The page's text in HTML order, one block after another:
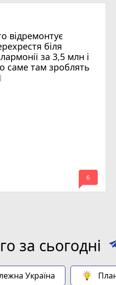
відремонтує
біля
за 3,5 млн і
саме там зроблять
mode_comment
6
за сьогодні
Україна